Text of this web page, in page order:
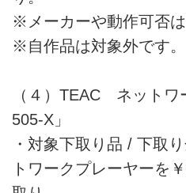
※メーカーや動作可否は
※自作品は対象外です。
（４）TEAC ネットワ
505-X」
・対象下取り品 / 下取
トワークプレーヤーを